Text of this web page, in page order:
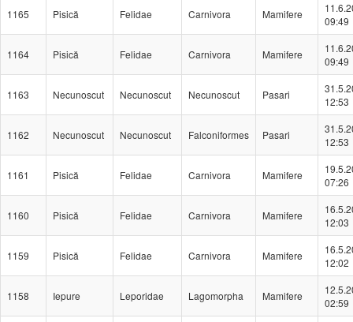
1165 Pisică Felidae Carnivora Mamifere
09:49
1164 Pisică Felidae Carnivora Mamifere
09:49
1163 Necunoscut Necunoscut Necunoscut Pasari
12:53
1162 Necunoscut Necunoscut Falconiformes Pasari
12:53
1161 Pisică Felidae Carnivora Mamifere
07:26
1160 Pisică Felidae Carnivora Mamifere
12:03
1159 Pisică Felidae Carnivora Mamifere
12:02
1158 Iepure Leporidae Lagomorpha Mamifere
02:59